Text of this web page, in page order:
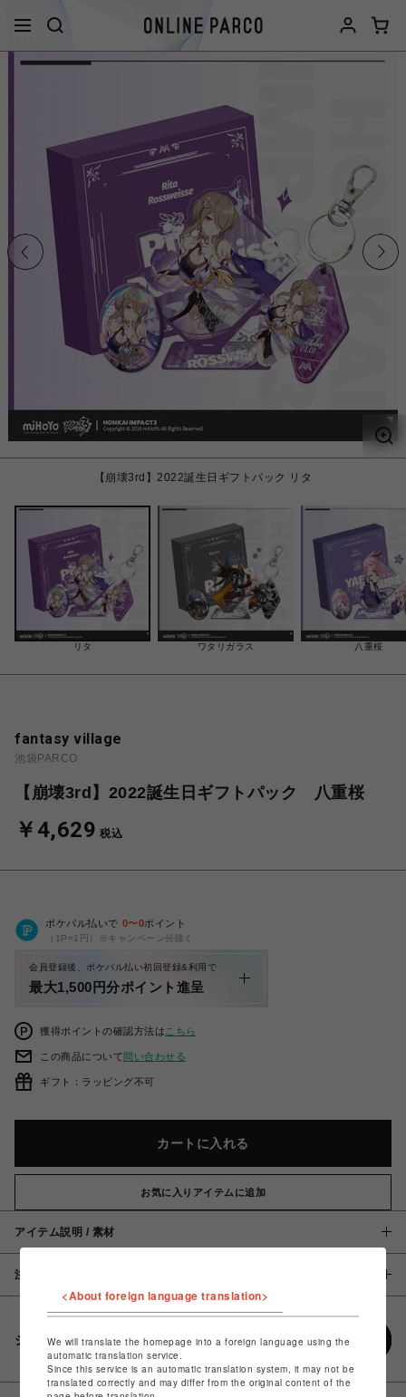
【崩壊3rd】2022誕生日ギフトパック リタ
リタ ワタリガラス 八重桜
fantasy village
池袋PARCO
【崩壊3rd】2022誕生日ギフトパック 八重桜
￥4,629 税込
ポケパル払いで 0〜0ポイント
（1P=1円）※キャンペーン分除く
会員登録後、ポケパル払い初回登録&利用で
最大1,500円分ポイント進呈
獲得ポイントの確認方法は こちら
この商品について問い合わせる
ギフト：ラッピング不可
カートに入れる
お気に入りアイテムに追加
アイテム説明 / 素材
注意事項
シェアする
<About foreign language translation>
We will translate the homepage into a foreign language using the
automatic translation service.
Since this service is an automatic translation system, it may not be
translated correctly and may differ from the original content of the